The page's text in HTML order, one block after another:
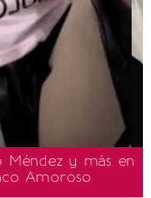
Méndez y más en
Amoroso